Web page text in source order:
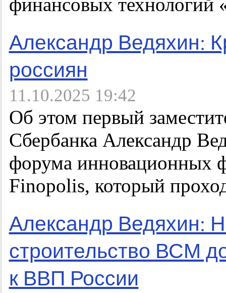
Александр Ведяхин:
россиян
11.10.2025 19:42
Об этом первый
Сбербанка Александр
форума инновационных
Finopolis, который
Александр Ведяхин:
строительство ВСМ
к ВВП России